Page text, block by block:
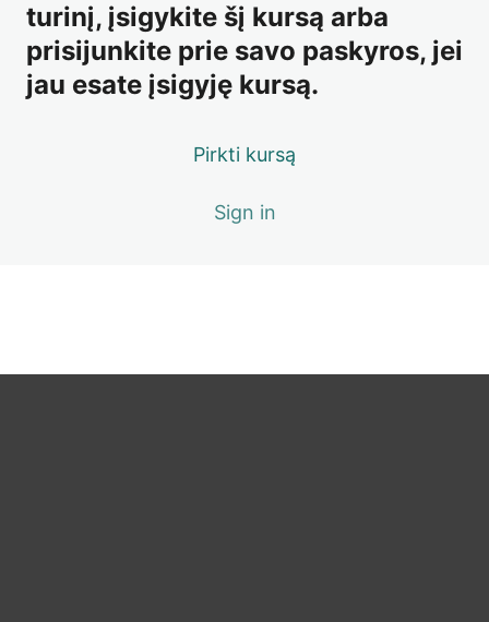
Pabaigai
Sveikinu pabaigus kursą + dovana!
turinį, įsigykite šį kursą arba
prisijunkite prie savo paskyros, jei
jau esate įsigyję kursą.
Pirkti kursą
Sign in